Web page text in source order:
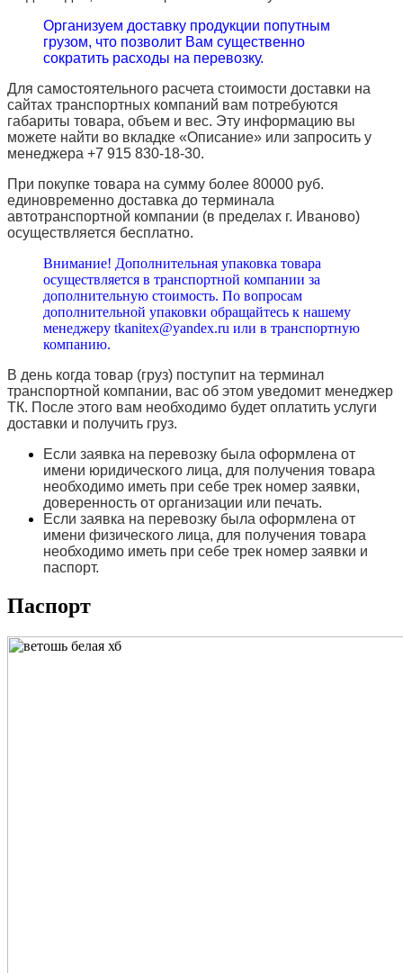
Организуем доставку продукции попутным
грузом, что позволит Вам существенно
сократить расходы на перевозку.
Для самостоятельного расчета стоимости доставки на
сайтах транспортных компаний вам потребуются
габариты товара, объем и вес. Эту информацию вы
можете найти во вкладке «Описание» или запросить у
менеджера +7 915 830-18-30.
При покупке товара на сумму более 80000 руб.
единовременно доставка до терминала
автотранспортной компании (в пределах г. Иваново)
осуществляется бесплатно.
Внимание! Дополнительная упаковка товара
осуществляется в транспортной компании за
дополнительную стоимость. По вопросам
дополнительной упаковки обращайтесь к нашему
менеджеру tkanitex@yandex.ru или в транспортную
компанию.
В день когда товар (груз) поступит на терминал
транспортной компании, вас об этом уведомит менеджер
ТК. После этого вам необходимо будет оплатить услуги
доставки и получить груз.
Если заявка на перевозку была оформлена от
имени юридического лица, для получения товара
необходимо иметь при себе трек номер заявки,
доверенность от организации или печать.
Если заявка на перевозку была оформлена от
имени физического лица, для получения товара
необходимо иметь при себе трек номер заявки и
паспорт.
Паспорт